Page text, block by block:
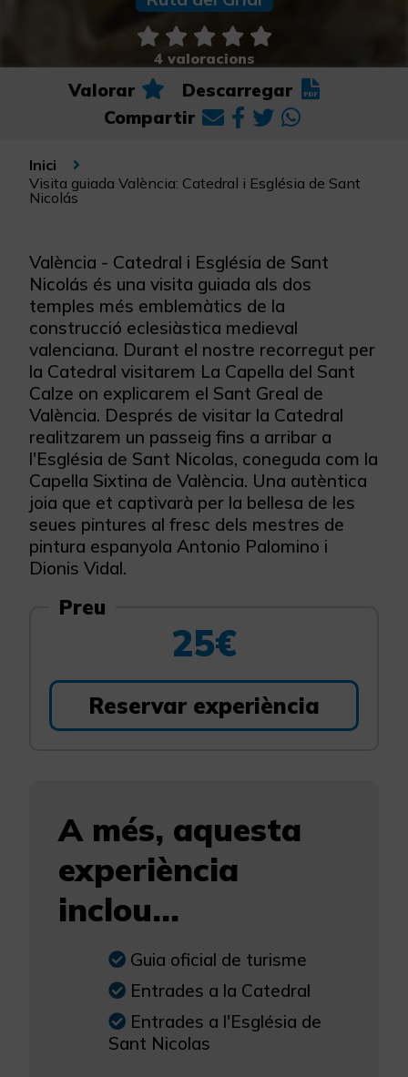
4 valoracions
Valorar
Descarregar
Compartir
Inici
Visita guiada València: Catedral i Església de Sant
Nicolás
València - Catedral i Església de Sant
Nicolás és una visita guiada als dos
temples més emblemàtics de la
construcció eclesiàstica medieval
valenciana. Durant el nostre recorregut per
la Catedral visitarem La Capella del Sant
Calze on explicarem el Sant Greal de
València. Després de visitar la Catedral
realitzarem un passeig fins a arribar a
l'Església de Sant Nicolas, coneguda com la
Capella Sixtina de València. Una autèntica
joia que et captivarà per la bellesa de les
seues pintures al fresc dels mestres de
pintura espanyola Antonio Palomino i
Dionis Vidal.
Preu
25€
Reservar experiència
A més, aquesta
experiència
inclou...
Guia oficial de turisme
Entrades a la Catedral
Entrades a l'Església de
Sant Nicolas